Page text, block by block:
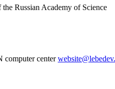
Russian Academy of Science
computer center